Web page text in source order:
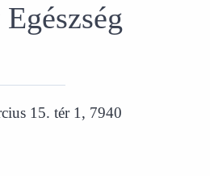
15. tér 1, 7940